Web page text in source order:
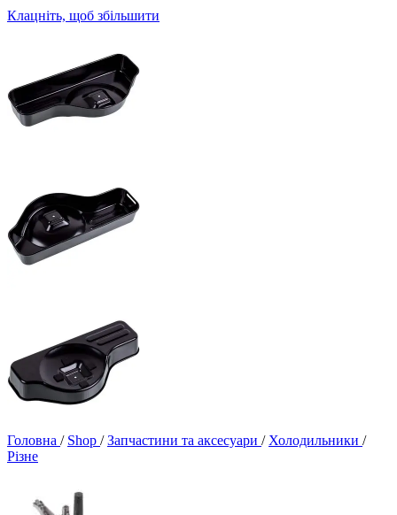
Клацніть, щоб збільшити
Головна / Shop / Запчастини та аксесуари / Холодильники /
Різне